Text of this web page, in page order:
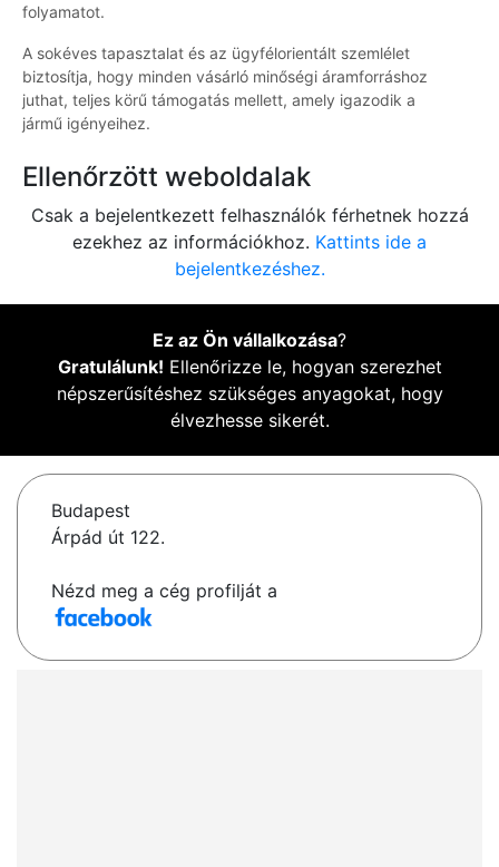
folyamatot.
A sokéves tapasztalat és az ügyfélorientált szemlélet
biztosítja, hogy minden vásárló minőségi áramforráshoz
juthat, teljes körű támogatás mellett, amely igazodik a
jármű igényeihez.
Ellenőrzött weboldalak
Csak a bejelentkezett felhasználók férhetnek hozzá
ezekhez az információkhoz. Kattints ide a
bejelentkezéshez.
Ez az Ön vállalkozása?
Gratulálunk! Ellenőrizze le, hogyan szerezhet
népszerűsítéshez szükséges anyagokat, hogy
élvezhesse sikerét.
Budapest
Árpád út 122.
Nézd meg a cég profilját a